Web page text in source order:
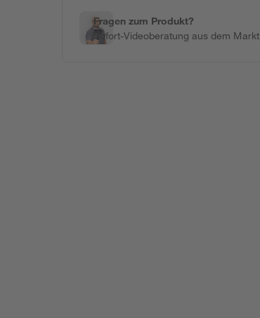
Fragen zum Produkt?
Sofort-Videoberatung aus dem Markt